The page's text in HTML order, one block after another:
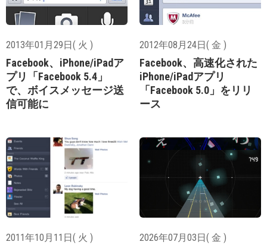
2013年01月29日( 火 )
Facebook、iPhone/iPadア
プリ「Facebook 5.4」
で、ボイスメッセージ送
信可能に
2012年08月24日( 金 )
Facebook、高速化された
iPhone/iPadアプリ
「Facebook 5.0」をリリ
ース
2011年10月11日( 火 ) 2026年07月03日( 金 )